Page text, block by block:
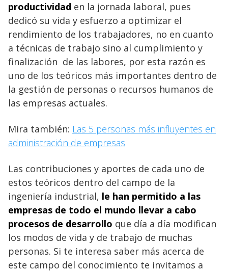
productividad en la jornada laboral, pues
dedicó su vida y esfuerzo a optimizar el
rendimiento de los trabajadores, no en cuanto
a técnicas de trabajo sino al cumplimiento y
finalización de las labores, por esta razón es
uno de los teóricos más importantes dentro de
la gestión de personas o recursos humanos de
las empresas actuales.
Mira también: Las 5 personas más influyentes en
administración de empresas
Las contribuciones y aportes de cada uno de
estos teóricos dentro del campo de la
ingeniería industrial, le han permitido a las
empresas de todo el mundo llevar a cabo
procesos de desarrollo que día a día modifican
los modos de vida y de trabajo de muchas
personas. Si te interesa saber más acerca de
este campo del conocimiento te invitamos a